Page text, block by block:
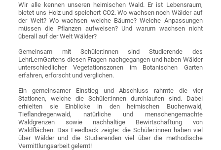
Wir alle kennen unseren heimischen Wald. Er ist Lebensraum,
bietet uns Holz und speichert CO2. Wo wachsen noch Wälder auf
der Welt? Wo wachsen welche Bäume? Welche Anpassungen
müssen die Pflanzen aufweisen? Und warum wachsen nicht
überall auf der Welt Wälder?
Gemeinsam mit Schüler:innen sind Studierende des
LehrLernGartens diesen Fragen nachgegangen und haben Wälder
unterschiedlicher Vegetationszonen im Botanischen Garten
erfahren, erforscht und verglichen.
Ein gemeinsamer Einstieg und Abschluss rahmte die vier
Stationen, welche die Schüler:innen durchlaufen sind. Dabei
erhielten sie Einblicke in den heimischen Buchenwald,
Tieflandregenwald, natürliche und menschengemachte
Waldgrenzen sowie nachhaltige Bewirtschaftung von
Waldflächen. Das Feedback zeigte: die Schüler:innen haben viel
über Wälder und die Studierenden viel über die methodische
Vermittlungsarbeit gelernt!